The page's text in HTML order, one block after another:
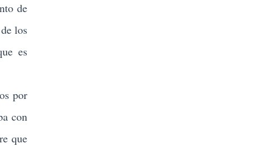
de
los
es
por
con
que